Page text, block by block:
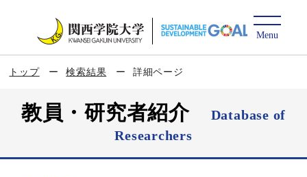
トップ 検索結果 詳細ページ
教員・研究者紹介
Database of
Researchers